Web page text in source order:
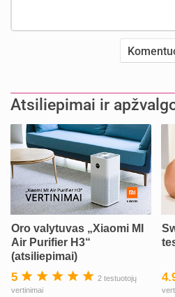
Atsiliepimai ir
Oro valytuvas „Xiaomi MI
Air Purifier H3“
(atsiliepimai)
5
2 testuotojų
vertinimai